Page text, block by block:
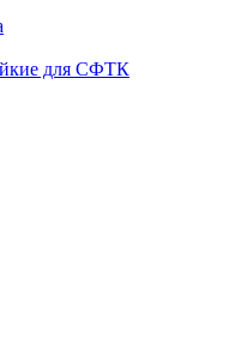
для СФТК